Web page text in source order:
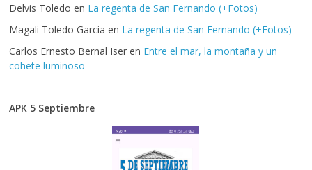
Delvis Toledo en La regenta de San Fernando (+Fotos)
Magali Toledo Garcia en La regenta de San Fernando (+Fotos)
Carlos Ernesto Bernal Iser en Entre el mar, la montaña y un
cohete luminoso
APK 5 Septiembre